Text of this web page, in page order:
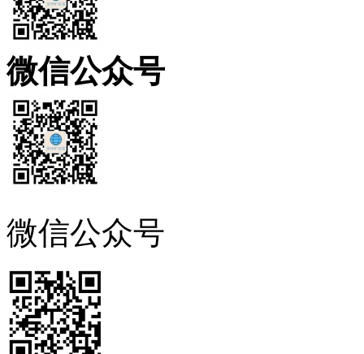
微信公众号
微信公众号